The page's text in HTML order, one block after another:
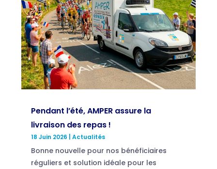
Pendant l’été, AMPER assure la
livraison des repas !
18 Juin 2026 Actualités
Bonne nouvelle pour nos bénéficiaires
réguliers et solution idéale pour les